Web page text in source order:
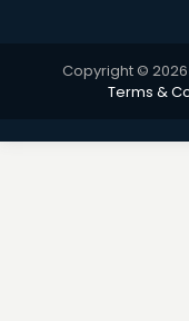
Copyright © 2026
Terms &